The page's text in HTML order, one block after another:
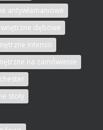
antywłamaniowe
dębowe
intenso
na zamówienie
stoły